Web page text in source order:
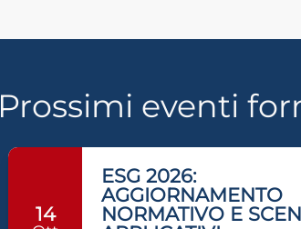
Prossimi eventi
14
ESG 2026:
AGGIORNAMENTO
NORMATIVO E